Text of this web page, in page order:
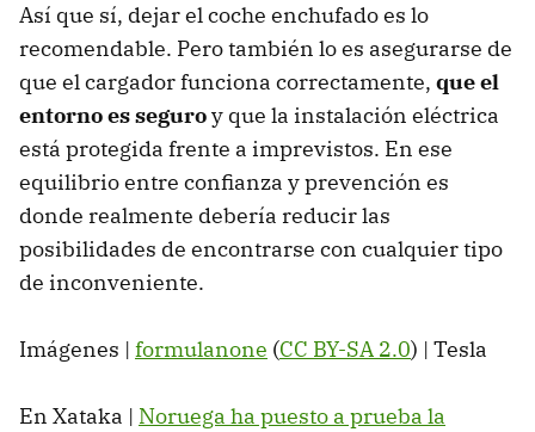
Así que sí, dejar el coche enchufado es lo
recomendable. Pero también lo es asegurarse de
que el cargador funciona correctamente, que el
entorno es seguroy que la instalación eléctrica
está protegida frente a imprevistos. En ese
equilibrio entre confianza y prevención es
donde realmente debería reducir las
posibilidades de encontrarse con cualquier tipo
de inconveniente.
Imágenes | formulanone (CC BY-SA 2.0) | Tesla
En Xataka | Noruega ha puesto a prueba la